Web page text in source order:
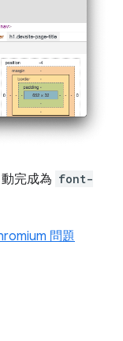
完成為 font-
問題